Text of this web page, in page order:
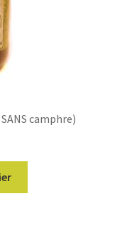
camphre)